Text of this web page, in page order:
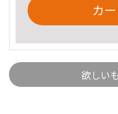
カ
欲しい